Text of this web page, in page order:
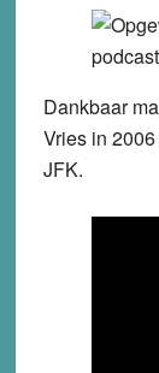
Dankbaar
Vries in
JFK.